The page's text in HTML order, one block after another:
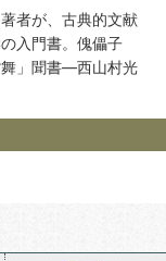
者が、古典的文献
入門書。傀儡子
」聞書―西山村光